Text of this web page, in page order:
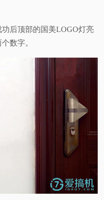
后顶部的国美LOGO灯亮
数字。